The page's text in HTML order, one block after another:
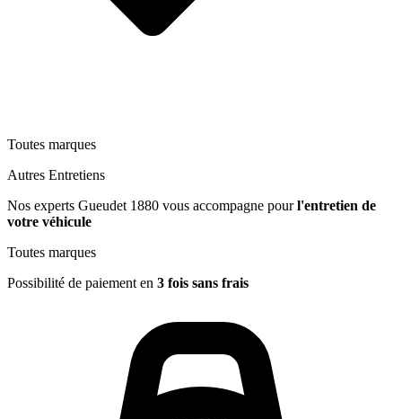
Toutes marques
Autres Entretiens
Nos experts Gueudet 1880 vous accompagne pourl'entretien de
votre véhicule
Toutes marques
Possibilité de paiement en 3 fois sans frais